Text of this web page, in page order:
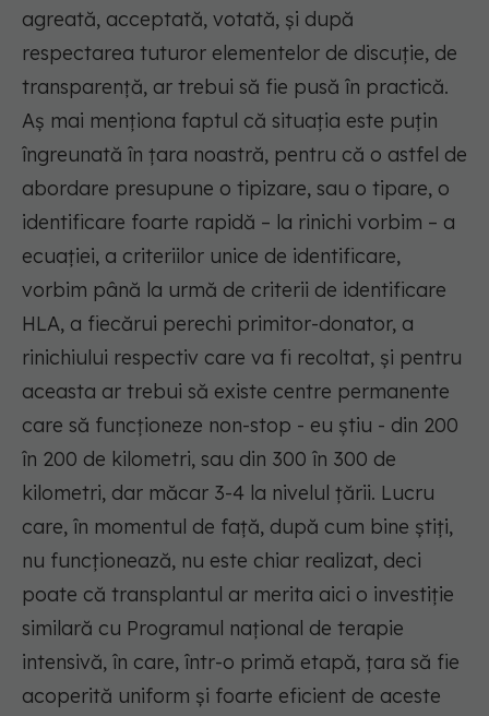
agreată, acceptată, votată, și după
respectarea tuturor elementelor de discuție, de
transparență, ar trebui să fie pusă în practică.
Aș mai menționa faptul că situația este puțin
îngreunată în țara noastră, pentru că o astfel de
abordare presupune o tipizare, sau o tipare, o
identificare foarte rapidă – la rinichi vorbim – a
ecuației, a criteriilor unice de identificare,
vorbim până la urmă de criterii de identificare
HLA, a fiecărui perechi primitor-donator, a
rinichiului respectiv care va fi recoltat, și pentru
aceasta ar trebui să existe centre permanente
care să funcționeze non-stop - eu știu - din 200
în 200 de kilometri, sau din 300 în 300 de
kilometri, dar măcar 3-4 la nivelul țării. Lucru
care, în momentul de față, după cum bine știți,
nu funcționează, nu este chiar realizat, deci
poate că transplantul ar merita aici o investiție
similară cu Programul național de terapie
intensivă, în care, într-o primă etapă, țara să fie
acoperită uniform și foarte eficient de aceste